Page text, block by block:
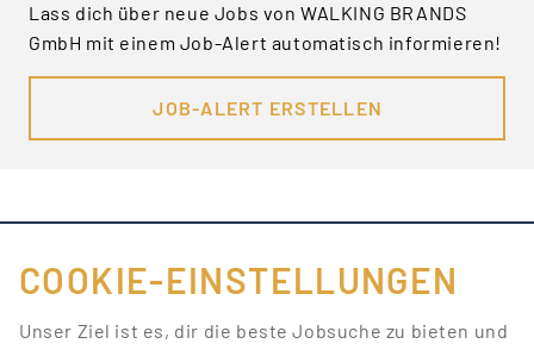
Lass dich über neue Jobs von WALKING BRANDS
GmbH mit einem Job-Alert automatisch informieren!
JOB-ALERT ERSTELLEN
FÜR JOBANBIETER
COOKIE-EINSTELLUNGEN
Unser Ziel ist es, dir die beste Jobsuche zu bieten und